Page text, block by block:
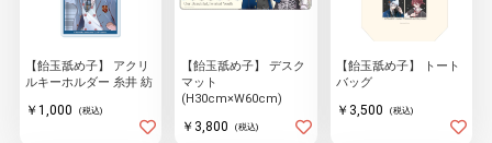
【飴玉舐め子】 アクリ
ルキーホルダー 糸井 紡
￥1,000 (税込)
【飴玉舐め子】 デスク
マット
(H30cm×W60cm)
￥3,800 (税込)
【飴玉舐め子】 トート
バッグ
￥3,500 (税込)